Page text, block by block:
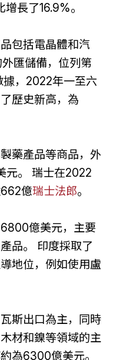
長了16.9%。
包括電晶體和汽
匯儲備，位列第
，2022年一至六
歷史新高，為
藥產品等商品，外
元。 瑞士在2022
億瑞士法郎。
億美元，主要
品。 印度採取了
地位，例如使用盧
斯出口為主，同時
材和鎳等領域的主
為6300億美元。